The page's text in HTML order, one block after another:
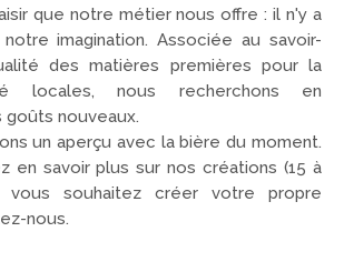
que notre métier nous offre : il n'y a
imagination. Associée au savoir-
des matières premières pour la
locales, nous recherchons en
goûts nouveaux.
un aperçu avec la bière du moment.
en savoir plus sur nos créations (15 à
souhaitez créer votre propre
nous.